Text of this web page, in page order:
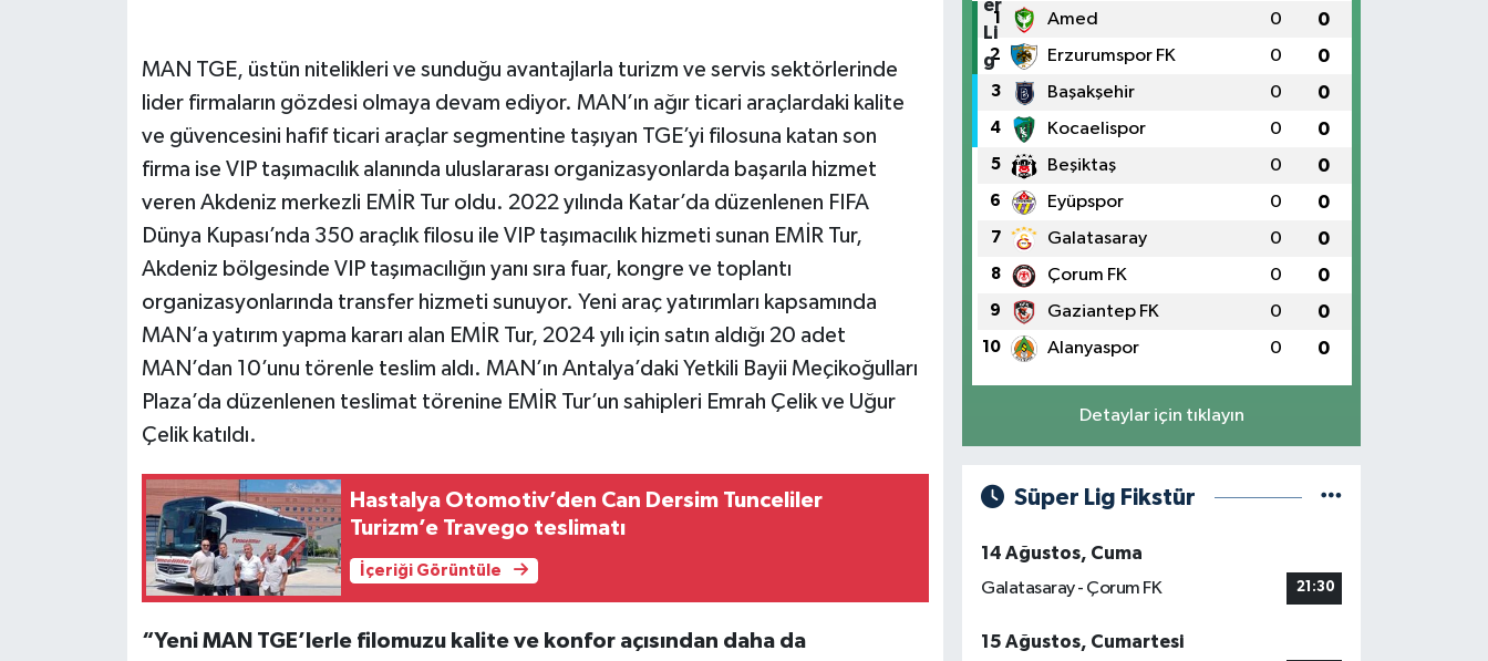
MAN TGE, üstün nitelikleri ve sunduğu avantajlarla turizm ve servis sektörlerinde
lider firmaların gözdesi olmaya devam ediyor. MAN’ın ağır ticari araçlardaki kalite
ve güvencesini hafif ticari araçlar segmentine taşıyan TGE’yi filosuna katan son
firma ise VIP taşımacılık alanında uluslararası organizasyonlarda başarıla hizmet
veren Akdeniz merkezli EMİR Tur oldu. 2022 yılında Katar’da düzenlenen FIFA
Dünya Kupası’nda 350 araçlık filosu ile VIP taşımacılık hizmeti sunan EMİR Tur,
Akdeniz bölgesinde VIP taşımacılığın yanı sıra fuar, kongre ve toplantı
organizasyonlarında transfer hizmeti sunuyor. Yeni araç yatırımları kapsamında
MAN’a yatırım yapma kararı alan EMİR Tur, 2024 yılı için satın aldığı 20 adet
MAN’dan 10’unu törenle teslim aldı. MAN’ın Antalya’daki Yetkili Bayii Meçikoğulları
Plaza’da düzenlenen teslimat törenine EMİR Tur’un sahipleri Emrah Çelik ve Uğur
Çelik katıldı.
Hastalya Otomotiv’den Can Dersim Tunceliler
Turizm’e Travego teslimatı
İçeriği Görüntüle
“Yeni MAN TGE’lerle filomuzu kalite ve konfor açısından daha da
1 Amed 0 0
2 Erzurumspor FK 0 0
3 Başakşehir 0 0
4 Kocaelispor 0 0
5 Beşiktaş 0 0
6 Eyüpspor 0 0
7 Galatasaray 0 0
8 Çorum FK 0 0
9 Gaziantep FK 0 0
10 Alanyaspor 0 0
Detaylar için tıklayın
Süper Lig Fikstür
14 Ağustos, Cuma
Galatasaray - Çorum FK
21:30
15 Ağustos, Cumartesi